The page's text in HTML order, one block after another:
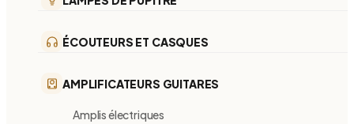
ÉCOUTEURS ET CASQUES
AMPLIFICATEURS GUITARES
Amplis électriques